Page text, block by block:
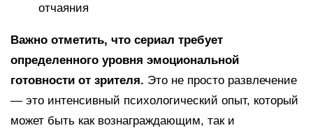
отчаяния
Важно отметить, что сериал требует
определенного уровня эмоциональной
готовности от зрителя. Это не просто развлечение
— это интенсивный психологический опыт, который
может быть как вознаграждающим, так и